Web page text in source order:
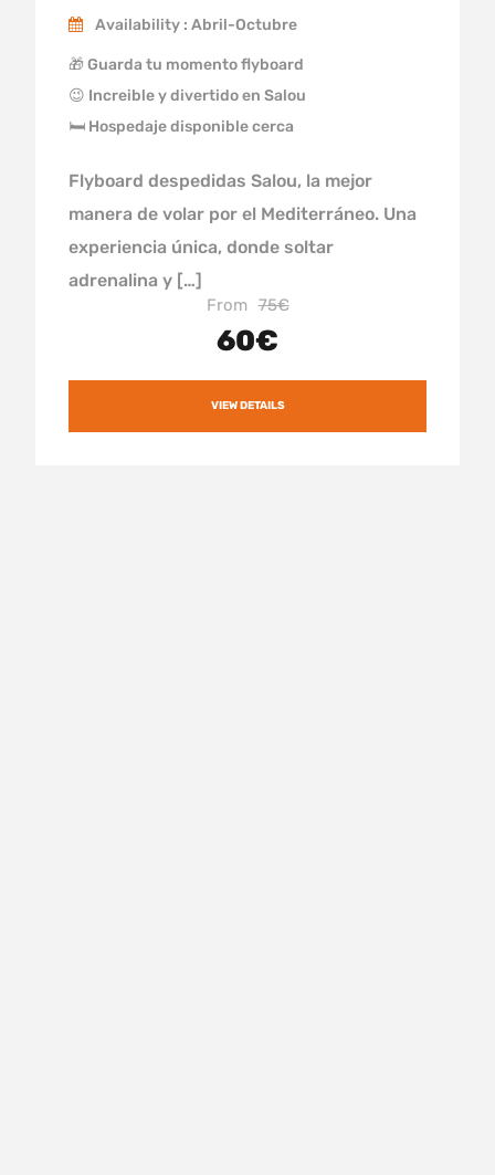
Availability : Abril-Octubre
🎁 Guarda tu momento flyboard
😉 Increible y divertido en Salou
🛏 Hospedaje disponible cerca
Flyboard despedidas Salou, la mejor
manera de volar por el Mediterráneo. Una
experiencia única, donde soltar
adrenalina y […]
From 75€
60€
VIEW DETAILS